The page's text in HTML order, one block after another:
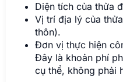
Diện tích của thửa
Vị trí địa lý của
thôn).
Đơn vị thực hiện
Đây là khoản phí
cụ thể, không phải